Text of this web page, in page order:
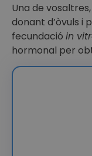
Una de
donant d’òvuls i
fecundació in
hormonal per